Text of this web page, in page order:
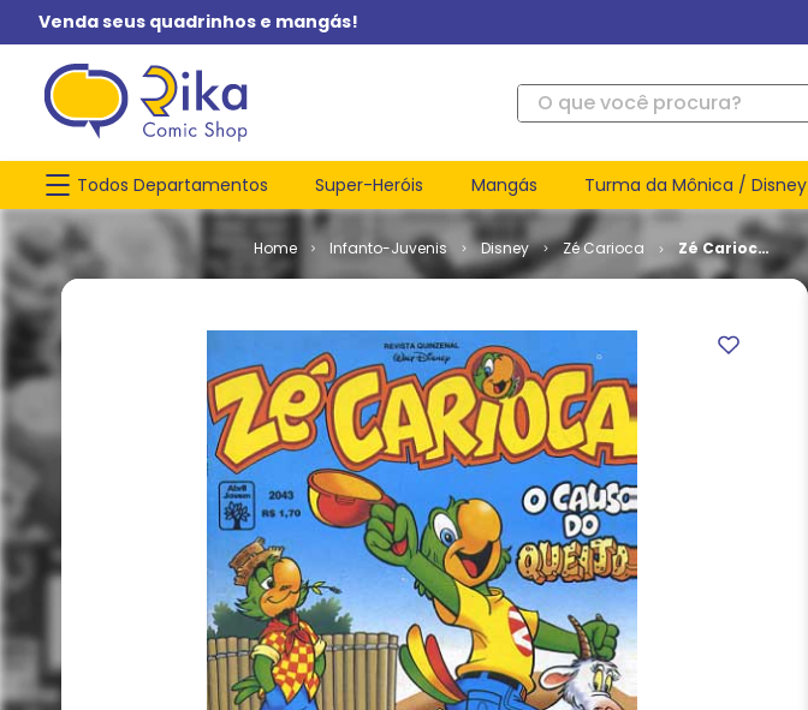
Venda seus quadrinhos e mangás!
O que você procura?
Todos Departamentos Super-Heróis Mangás Turma da Mônica / Disney
Infanto-Juvenis Disney Zé Carioca
Zé Carioca
# 2043